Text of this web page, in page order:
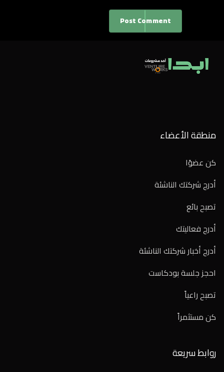
Post Comment
منطقة الأعضاء
كن عضوًا
أدرج شركتك الناشئة
تصبح بائع
أدرج فعاليتك
أدرج أخبار شركتك الناشئة
احجز جلسة بودكاست
تصبح راعياً
كن مستثمراً
روابط سريعة